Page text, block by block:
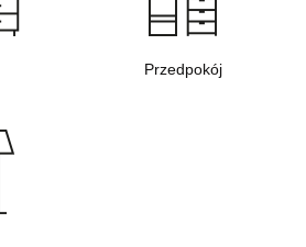
Przedpokój